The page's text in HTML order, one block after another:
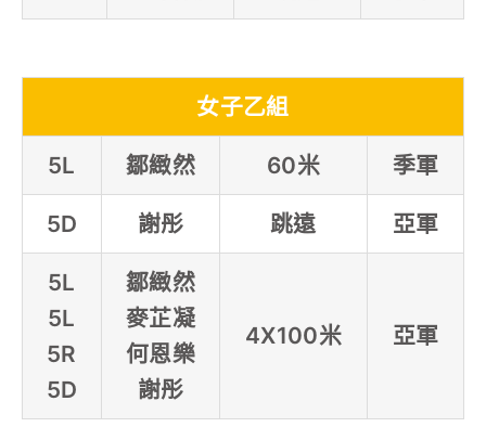
女子乙組
5L 鄒緻然 60米 季軍
5D 謝彤 跳遠 亞軍
5L
5L
5R
5D
鄒緻然
麥芷凝
何恩樂
謝彤
4X100米 亞軍